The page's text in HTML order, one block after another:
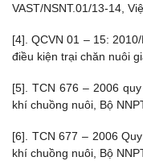
VAST/NSNT.01/13-14,
[4]. QCVN 01 – 15:
điều kiện trại chăn nuôi
[5]. TCN 676 – 2006
khí chuồng nuôi, Bộ
[6]. TCN 677 – 2006
khí chuồng nuôi, Bộ